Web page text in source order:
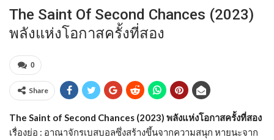
The Saint Of Second Chances (2023)
พลังแห่งโอกาสครั้งที่สอง
0
Share
The Saint of Second Chances (2023) พลังแห่งโอกาสครั้งที่สอง
เรื่องย่อ : อาณาจักรเบสบอลซึ่งสร้างขึ้นจากความสนุก หายนะจาก